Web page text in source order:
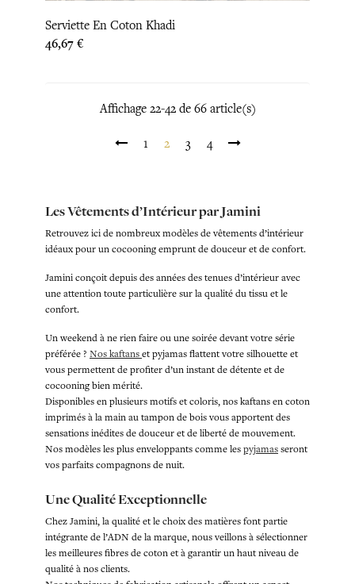
Serviette En Coton Khadi
Prix
46,67 €
Affichage 22-42 de 66 article(s)
1 2 3 4
Les Vêtements d’Intérieur par Jamini
Retrouvez ici de nombreux modèles de vêtements d’intérieur
idéaux pour un cocooning emprunt de douceur et de confort.
Jamini conçoit depuis des années des tenues d’intérieur avec
une attention toute particulière sur la qualité du tissu et le
confort.
Un weekend à ne rien faire ou une soirée devant votre série
préférée ? Nos kaftanset pyjamas flattent votre silhouette et
vous permettent de profiter d’un instant de détente et de
cocooning bien mérité.
Disponibles en plusieurs motifs et coloris, nos kaftans en coton
imprimés à la main au tampon de bois vous apportent des
sensations inédites de douceur et de liberté de mouvement.
Nos modèles les plus enveloppants comme lespyjamasseront
vos parfaits compagnons de nuit.
Une Qualité Exceptionnelle
Chez Jamini, la qualité et le choix des matières font partie
intégrante de l’ADN de la marque, nous veillons à sélectionner
les meilleures fibres de coton et à garantir un haut niveau de
qualité à nos clients.